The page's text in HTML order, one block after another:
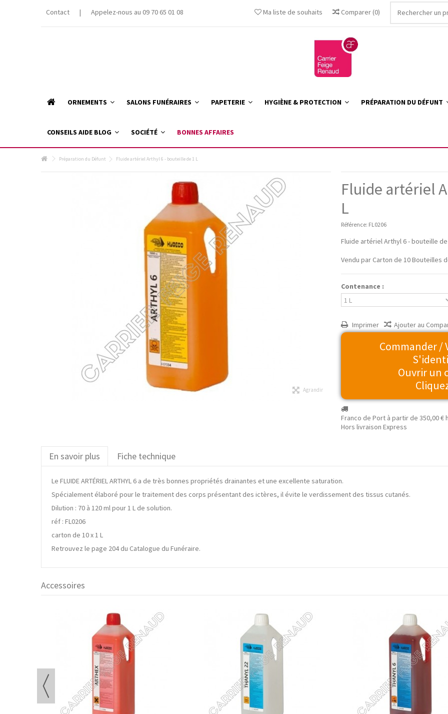
Contact | Appelez-nous au 09 70 65 01 08 Comparer (0)
Ma liste de souhaits
ORNEMENTS SALONS FUNÉRAIRES PAPETERIE HYGIÈNE & PROTECTION PRÉPARATION DU DÉFUNT
CONSEILS AIDE BLOG SOCIÉTÉ BONNES AFFAIRES
Préparation du Défunt Fluide artériel Arthyl 6 - bouteille de 1 L
Agrandir
Fluide artériel
L
Référence: FL0206
Fluide artériel Arthyl 6 - bouteille de
Vendu par Carton de 10 Bouteilles
Contenance :
Imprimer Ajouter au
Commander /
Ouvrir un
Franco de Port à partir de 350,00 €
Hors livraison Express
En savoir plus Fiche technique
Le FLUIDE ARTÉRIEL ARTHYL 6 a de très bonnes propriétés drainantes et une excellente saturation.
Spécialement élaboré pour le traitement des corps présentant des ictères, il évite le verdissement des tissus cutanés.
Dilution : 70 à 120 ml pour 1 L de solution.
réf : FL0206
carton de 10 x 1 L
Retrouvez le page 204 du Catalogue du Funéraire.
Accessoires